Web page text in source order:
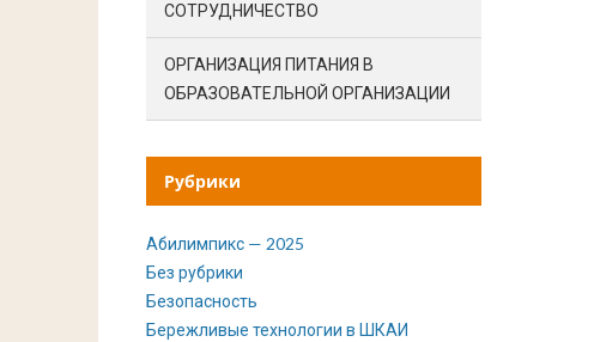
СОТРУДНИЧЕСТВО
ОРГАНИЗАЦИЯ ПИТАНИЯ В
ОБРАЗОВАТЕЛЬНОЙ ОРГАНИЗАЦИИ
Рубрики
Абилимпикс — 2025
Без рубрики
Безопасность
Бережливые технологии в ШКАИ